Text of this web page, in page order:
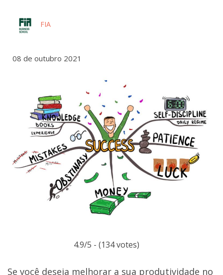
FIA
08 de outubro 2021
4.9/5 - (134 votes)
Se você deseja melhorar a sua produtividade no